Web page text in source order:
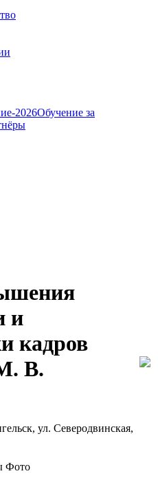
2026Обучение за
и
кадров
В.
ул. Северодвинская,
Фото